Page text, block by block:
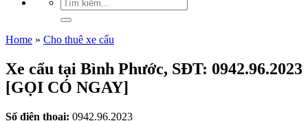
Home » Cho thuê xe cẩu
Xe cẩu tại Bình Phước, SĐT: 0942.96.2023
[GỌI CÓ NGAY]
Số điện thoại: 0942.96.2023